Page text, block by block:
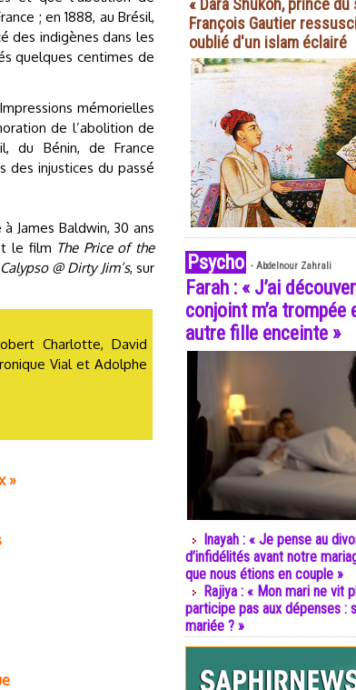
; en 1888, au Brésil,
des indigènes dans les
quelques centimes de
mémorielles
de l’abolition de
du Bénin, de France
injustices du passé
James Baldwin, 30 ans
le film The Price of the
Calypso @ Dirty Jim’s, sur
Charlotte, David
Vial et Adolphe
»
« Dara Shukoh, prince
François Gautier
oublié d'un islam éclairé
Psycho - Abdelnour Zahrali
Farah : « J’ai
conjoint m’a trompée
autre fille enceinte »
Inayah : « Je pense au
d’infidélités avant notre
que nous étions en couple »
Rajiya : « Mon mari ne vit
participe pas aux dépenses :
mariée ? »